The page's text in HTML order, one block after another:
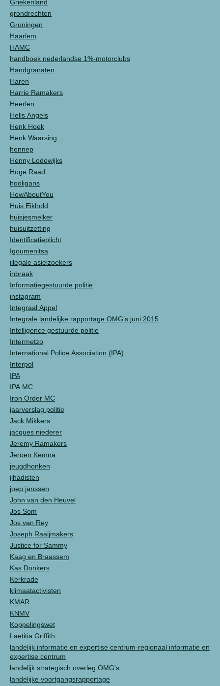
Griekenland
grondrechten
Groningen
Haarlem
HAMC
handboek nederlandse 1%-motorclubs
Handgranaten
Haren
Harrie Ramakers
Heerlen
Hells Angels
Henk Hoek
Henk Waarsing
hennep
Henny Lodewijks
Hoge Raad
hooligans
HowAboutYou
Huis Eikhold
huisjesmelker
huisuitzetting
Identificatieplicht
Igoumenitsa
illegale asielzoekers
inbraak
Informatiegestuurde politie
instagram
Integraal Appel
Integrale landelijke rapportage OMG’s juni 2015
Intelligence gestuurde politie
Intermetzo
International Police Association (IPA)
Interpol
IPA
IPA MC
Iron Order MC
jaarverslag politie
Jack Mikkers
jacques niederer
Jeremy Ramakers
Jeroen Kemna
jeugdhonken
jihadisten
joep janssen
John van den Heuvel
Jos Som
Jos van Rey
Joseph Raaijmakers
Justice for Sammy
Kaag en Braassem
Kas Donkers
Kerkrade
klimaatactivisten
KMAR
KNMV
Koppelingswet
Laetitia Griffith
landelijk informatie en expertise centrum-regionaal informatie en
expertise centrum
landelijk strategisch overleg OMG's
landelijke voortgangsrapportage